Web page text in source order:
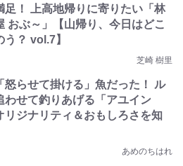
足！ 上高地帰りに寄りたい「林
おぶ～」【山帰り、今日はどこ
う？ vol.7】
芝崎 樹里
怒らせて掛ける」魚だった！ ル
わせて釣りあげる「アユイン
リジナリティ＆おもしろさを知
あめのちはれ